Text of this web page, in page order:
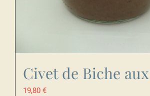
Civet de Biche
19,80 €